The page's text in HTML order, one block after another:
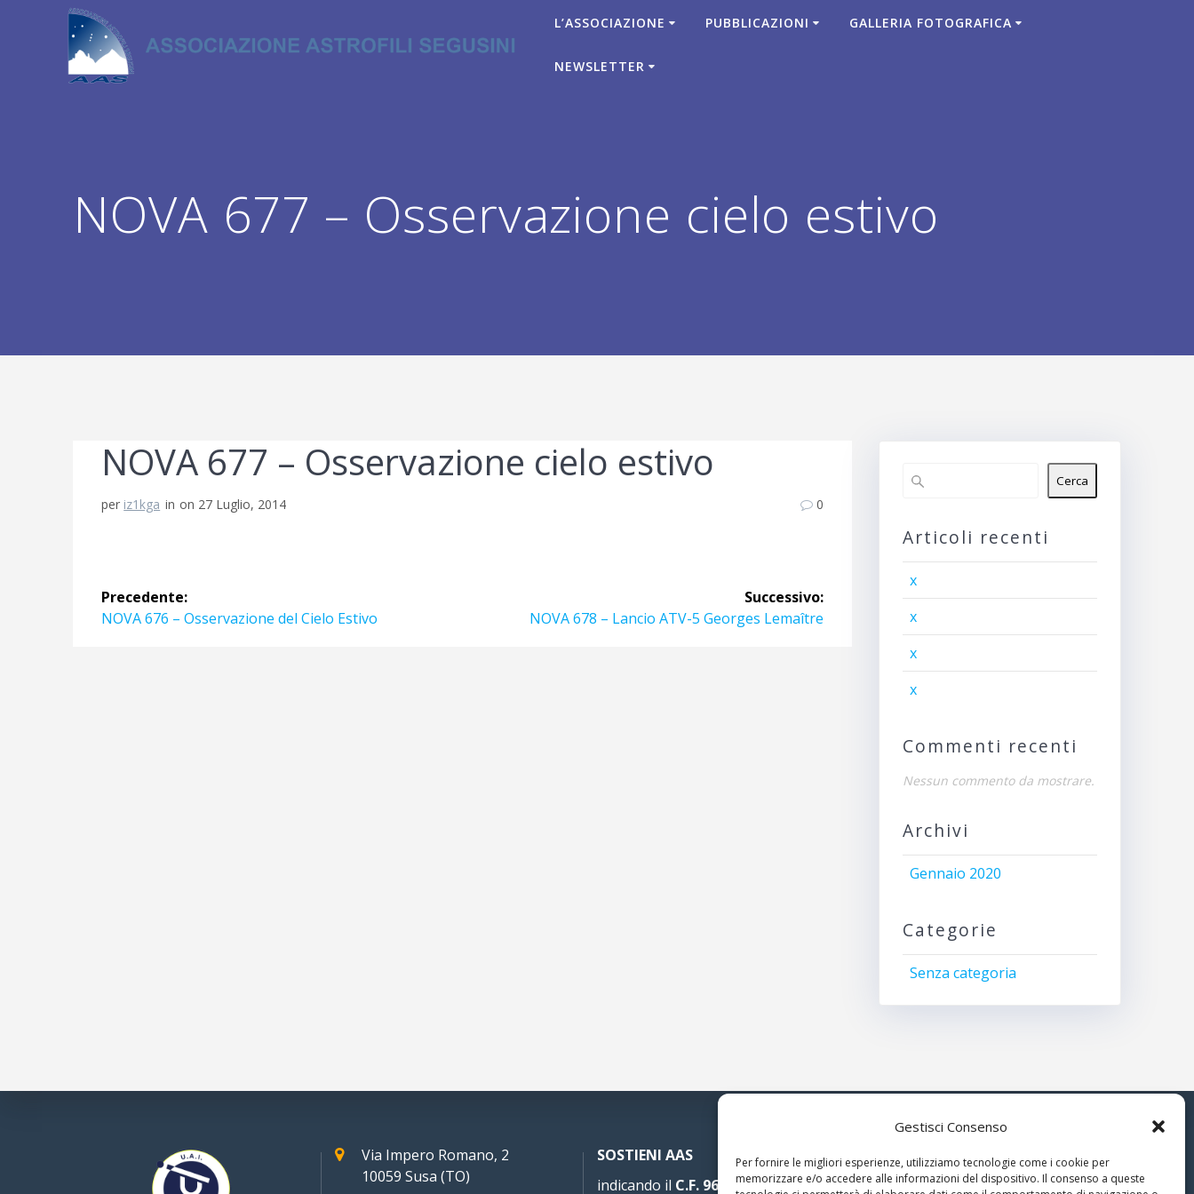
Gestisci Consenso
Per fornire le migliori esperienze, utilizziamo tecnologie come i cookie per
memorizzare e/o accedere alle informazioni del dispositivo. Il consenso a queste
L’ASSOCIAZIONE PUBBLICAZIONI GALLERIA FOTOGRAFICA
NEWSLETTER
NOVA 677 – Osservazione cielo estivo
NOVA 677 – Osservazione cielo estivo
per iz1kga in on 27 Luglio, 2014 0
Navigazione
articoli
Precedente:
Articolo
NOVA 676 – Osservazione del Cielo Estivo
Successivo:
Articolo
NOVA 678 – Lancio ATV-5 Georges Lemaître
Cerca
Articoli recenti
x
x
x
x
Commenti recenti
Nessun commento da mostrare.
Archivi
Gennaio 2020
Categorie
Senza categoria
Via Impero Romano, 2
10059 Susa (TO)
SOSTIENI AAS
indicando il C.F. 96020930010nella
© 2026 Associazione Astrofili
Segusini